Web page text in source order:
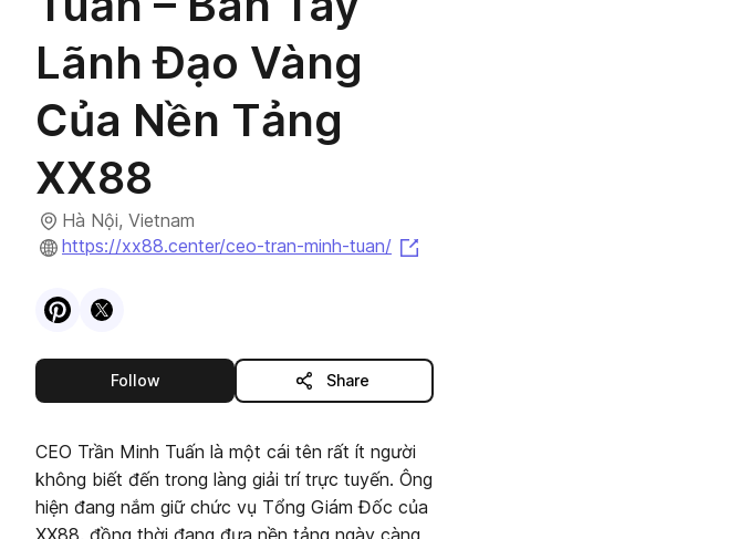
Lãnh Đạo Vàng
Của Nền Tảng
XX88
Hà Nội, Vietnam
https://xx88.center/ceo-tran-minh-tuan/
VisitPinterest
Visit
Followthis publisher Share
CEO Trần Minh Tuấn là một cái tên rất ít người
không biết đến trong làng giải trí trực tuyến. Ông
hiện đang nắm giữ chức vụ Tổng Giám Đốc của
XX88, đồng thời đang đưa nền tảng ngày càng